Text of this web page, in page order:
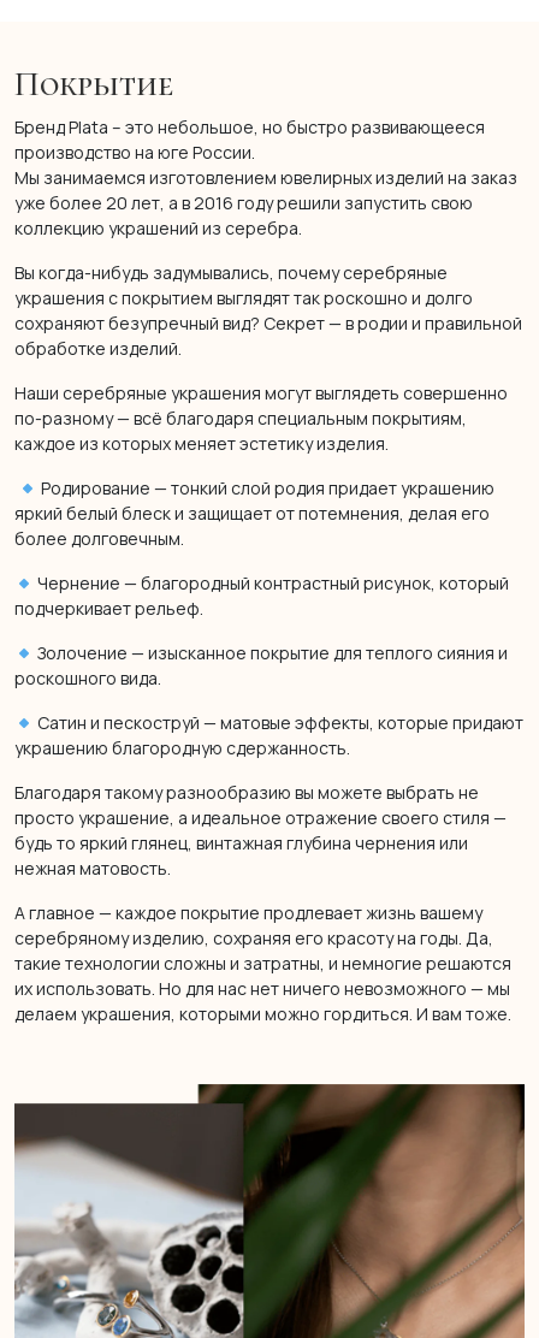
Покрытие
Бренд Plata – это небольшое, но быстро развивающееся
производство на юге России.
Мы занимаемся изготовлением ювелирных изделий на заказ
уже более 20 лет, а в 2016 году решили запустить свою
коллекцию украшений из серебра.
Вы когда-нибудь задумывались, почему серебряные
украшения с покрытием выглядят так роскошно и долго
сохраняют безупречный вид? Секрет — в родии и правильной
обработке изделий.
Наши серебряные украшения могут выглядеть совершенно
по-разному — всё благодаря специальным покрытиям,
каждое из которых меняет эстетику изделия.
Родирование — тонкий слой родия придает украшению
яркий белый блеск и защищает от потемнения, делая его
более долговечным.
Чернение — благородный контрастный рисунок, который
подчеркивает рельеф.
Золочение — изысканное покрытие для теплого сияния и
роскошного вида.
Сатин и пескоструй — матовые эффекты, которые придают
украшению благородную сдержанность.
Благодаря такому разнообразию вы можете выбрать не
просто украшение, а идеальное отражение своего стиля —
будь то яркий глянец, винтажная глубина чернения или
нежная матовость.
А главное — каждое покрытие продлевает жизнь вашему
серебряному изделию, сохраняя его красоту на годы. Да,
такие технологии сложны и затратны, и немногие решаются
их использовать. Но для нас нет ничего невозможного — мы
делаем украшения, которыми можно гордиться. И вам тоже.